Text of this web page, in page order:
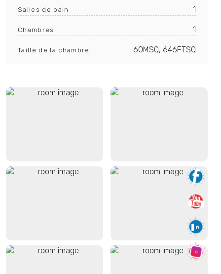
Français
Salles de bain 1
Chambres 1
Taille de la chambre 60MSQ, 646FTSQ
LA CHAMBRE DOUBLE